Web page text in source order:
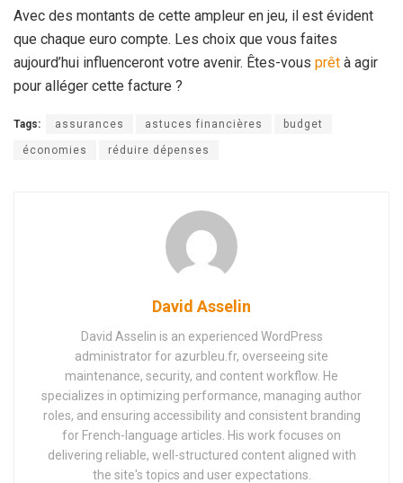
Avec des montants de cette ampleur en jeu, il est évident
que chaque euro compte. Les choix que vous faites
aujourd’hui influenceront votre avenir. Êtes-vous prêt à agir
pour alléger cette facture ?
Tags: assurances astuces financières budget
économies réduire dépenses
David Asselin
David Asselin is an experienced WordPress
administrator for azurbleu.fr, overseeing site
maintenance, security, and content workflow. He
specializes in optimizing performance, managing author
roles, and ensuring accessibility and consistent branding
for French-language articles. His work focuses on
delivering reliable, well-structured content aligned with
the site's topics and user expectations.